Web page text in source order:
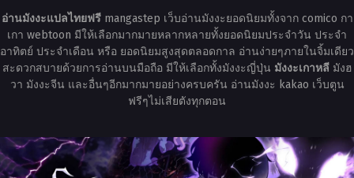
อ่านมังงะแปลไทยฟรีmangastep เว็บอ่านมังงะยอดนิยมทั้งจาก comico กา
เกา webtoon มีให้เลือกมากมายหลากหลายทั้งยอดนิยมประจำวัน ประจำ
อาทิตย์ ประจำเดือน หรือ ยอดนิยมสูงสุดตลอดกาล อ่านง่ายๆภายในจิ้มเดียว
สะดวกสบายด้วยการอ่านบนมือถือ มีให้เลือกทั้งมังงะญี่ปุ่น มังงะเกาหลีมังฮ
วา มังงะจีน และอื่นๆอีกมากมายอย่างครบครัน อ่านมังงะ kakao เว็บตูน
ฟรีๆไม่เสียตังทุกตอน